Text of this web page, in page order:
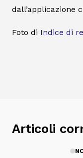
dall’applicazione
Foto di Indice di
Articoli